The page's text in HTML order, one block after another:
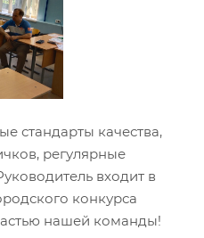
стандарты качества,
регулярные
входит в
конкурса
нашей команды!